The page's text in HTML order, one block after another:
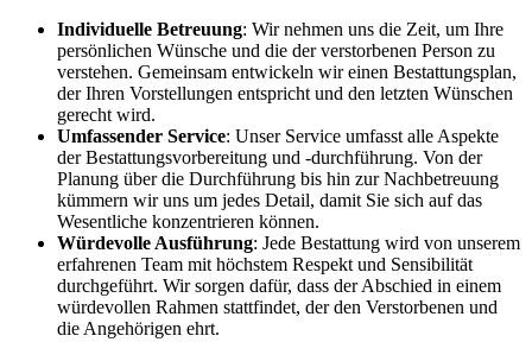
Individuelle Betreuung: Wir nehmen uns die Zeit, um Ihre
persönlichen Wünsche und die der verstorbenen Person zu
verstehen. Gemeinsam entwickeln wir einen Bestattungsplan,
der Ihren Vorstellungen entspricht und den letzten Wünschen
gerecht wird.
Umfassender Service: Unser Service umfasst alle Aspekte
der Bestattungsvorbereitung und -durchführung. Von der
Planung über die Durchführung bis hin zur Nachbetreuung
kümmern wir uns um jedes Detail, damit Sie sich auf das
Wesentliche konzentrieren können.
Würdevolle Ausführung: Jede Bestattung wird von unserem
erfahrenen Team mit höchstem Respekt und Sensibilität
durchgeführt. Wir sorgen dafür, dass der Abschied in einem
würdevollen Rahmen stattfindet, der den Verstorbenen und
die Angehörigen ehrt.